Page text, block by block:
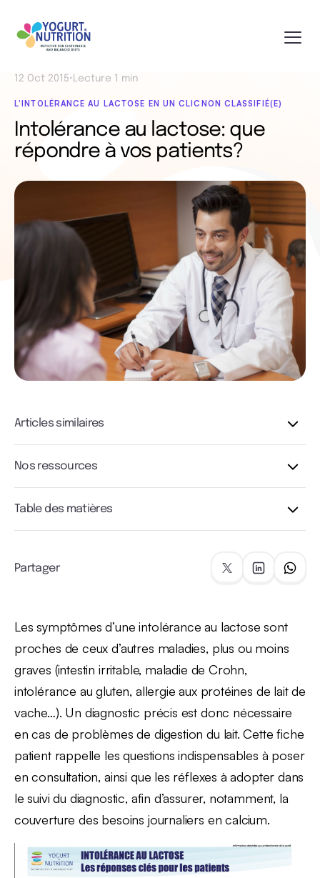
12 Oct 2015• Lecture 1 min
L'INTOLÉRANCE AU LACTOSE EN UN CLIC NON CLASSIFIÉ(E)
Intolérance au lactose: que
répondre à vos patients?
Articles similaires
Nos ressources
Table des matières
Partager
Les symptômes d’une intolérance au lactose sont
proches de ceux d’autres maladies, plus ou moins
graves (intestin irritable, maladie de Crohn,
intolérance au gluten, allergie aux protéines de lait de
vache…). Un diagnostic précis est donc nécessaire
en cas de problèmes de digestion du lait. Cette fiche
patient rappelle les questions indispensables à poser
en consultation, ainsi que les réflexes à adopter dans
le suivi du diagnostic, afin d’assurer, notamment, la
couverture des besoins journaliers en calcium.